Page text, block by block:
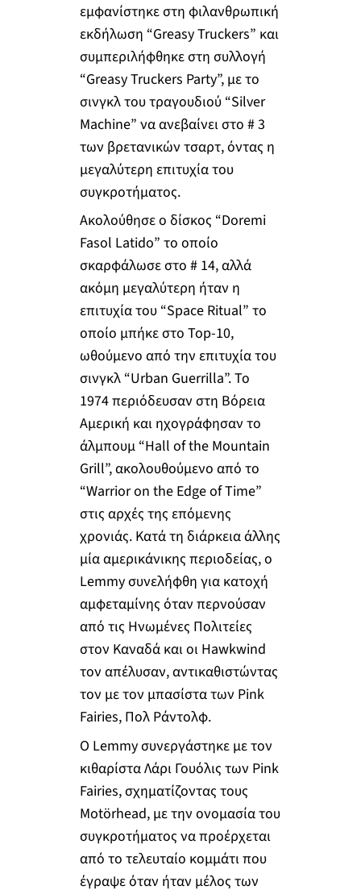
εμφανίστηκε στη φιλανθρωπική
εκδήλωση “Greasy Truckers” και
συμπεριλήφθηκε στη συλλογή
“Greasy Truckers Party”, με το
σινγκλ του τραγουδιού “Silver
Machine” να ανεβαίνει στο # 3
των βρετανικών τσαρτ, όντας η
μεγαλύτερη επιτυχία του
συγκροτήματος.
Ακολούθησε ο δίσκος “Doremi
Fasol Latido” το οποίο
σκαρφάλωσε στο # 14, αλλά
ακόμη μεγαλύτερη ήταν η
επιτυχία του “Space Ritual” το
οποίο μπήκε στο Top-10,
ωθούμενο από την επιτυχία του
σινγκλ “Urban Guerrilla”. Το
1974 περιόδευσαν στη Βόρεια
Αμερική και ηχογράφησαν το
άλμπουμ “Hall of the Mountain
Grill”, ακολουθούμενο από το
“Warrior on the Edge of Time”
στις αρχές της επόμενης
χρονιάς. Κατά τη διάρκεια άλλης
μία αμερικάνικης περιοδείας, ο
Lemmy συνελήφθη για κατοχή
αμφεταμίνης όταν περνούσαν
από τις Ηνωμένες Πολιτείες
στον Καναδά και οι Hawkwind
τον απέλυσαν, αντικαθιστώντας
τον με τον μπασίστα των Pink
Fairies, Πολ Ράντολφ.
Ο Lemmy συνεργάστηκε με τον
κιθαρίστα Λάρι Γουόλις των Pink
Fairies, σχηματίζοντας τους
Motörhead, με την ονομασία του
συγκροτήματος να προέρχεται
από το τελευταίο κομμάτι που
έγραψε όταν ήταν μέλος των